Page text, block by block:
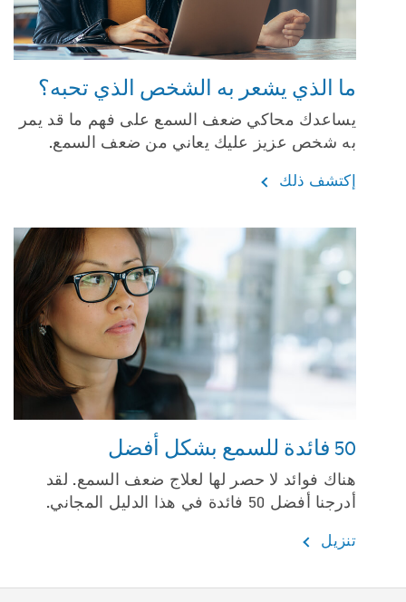
ما الذي يشعر به الشخص الذي تحبه؟
يساعدك محاكي ضعف السمع على فهم ما قد يمر
به شخص عزيز عليك يعاني من ضعف السمع.
إكتشف ذلك
50 فائدة للسمع بشكل أفضل
هناك فوائد لا حصر لها لعلاج ضعف السمع. لقد
أدرجنا أفضل 50 فائدة في هذا الدليل المجاني.
تنزيل